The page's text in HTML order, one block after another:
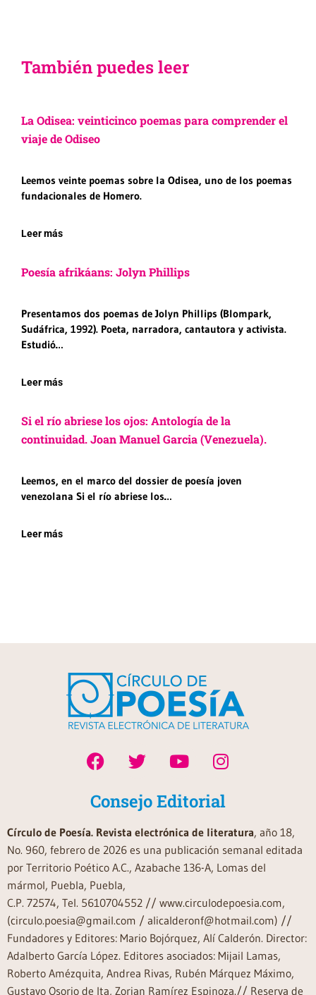
También puedes leer
La Odisea: veinticinco poemas para comprender el
viaje de Odiseo
Leemos veinte poemas sobre la Odisea, uno de los poemas
fundacionales de Homero.
Leer más
Poesía afrikáans: Jolyn Phillips
Presentamos dos poemas de Jolyn Phillips (Blompark,
Sudáfrica, 1992). Poeta, narradora, cantautora y activista.
Estudió…
Leer más
Si el río abriese los ojos: Antología de la
continuidad. Joan Manuel Garcia (Venezuela).
Leemos, en el marco del dossier de poesía joven
venezolana Si el río abriese los…
Leer más
Consejo Editorial
Círculo de Poesía. Revista electrónica de literatura, año 18,
No. 960, febrero de 2026 es una publicación semanal editada
por Territorio Poético A.C., Azabache 136-A, Lomas del
mármol, Puebla, Puebla,
C.P. 72574, Tel. 5610704552 // www.circulodepoesia.com,
(circulo.poesia@gmail.com / alicalderonf@hotmail.com) //
Fundadores y Editores: Mario Bojórquez, Alí Calderón. Director:
Adalberto García López. Editores asociados: Mijail Lamas,
Roberto Amézquita, Andrea Rivas, Rubén Márquez Máximo,
Gustavo Osorio de Ita, Zorian Ramírez Espinoza.// Reserva de